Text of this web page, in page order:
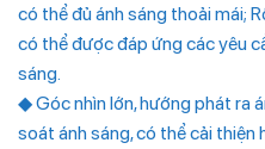
có thể đủ ánh sáng thoải mái;
có thể được đáp ứng các yêu
sáng.
◆ Góc nhìn lớn, hướng phát ra
soát ánh sáng, có thể cải thiện